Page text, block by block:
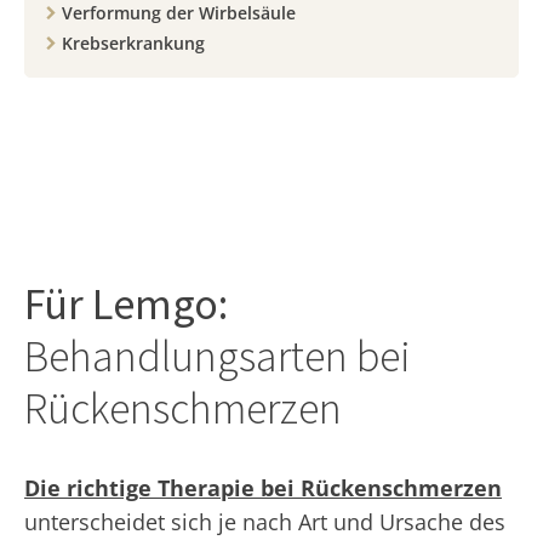
Verformung der Wirbelsäule
Krebserkrankung
Für Lemgo:
Behandlungsarten bei
Rückenschmerzen
Die richtige Therapie bei Rückenschmerzen
unterscheidet sich je nach Art und Ursache des